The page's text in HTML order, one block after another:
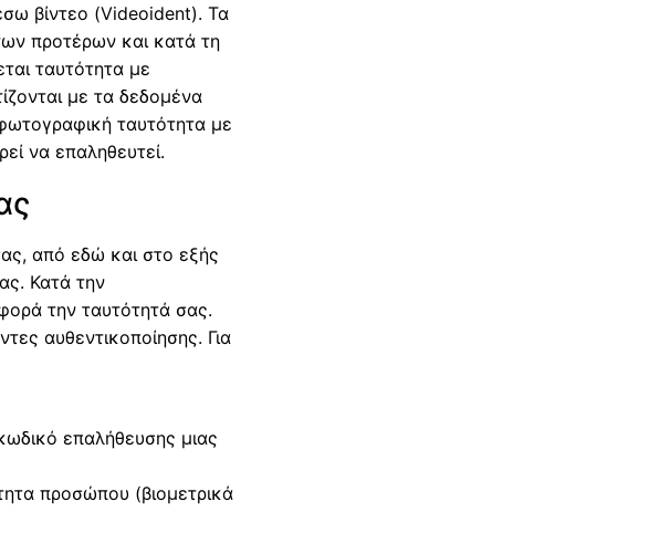
βίντεο (Videoident). Τα
προτέρων και κατά τη
ταυτότητα με
με τα δεδομένα
ταυτότητα με
να επαληθευτεί.
από εδώ και στο εξής
Κατά την
την ταυτότητά σας.
αυθεντικοποίησης. Για
επαλήθευσης μιας
προσώπου (βιομετρικά